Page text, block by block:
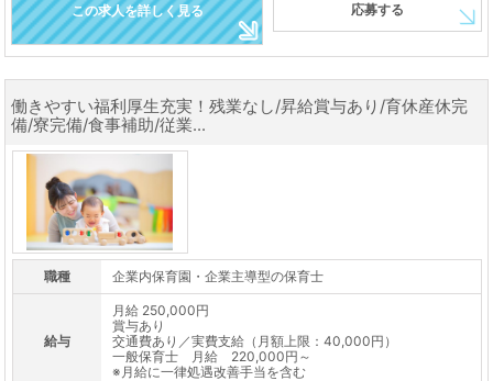
この求人を詳しく見る 応募する
働きやすい福利厚生充実！残業なし/昇給賞与あり/育休産休完
備/寮完備/食事補助/従業...
職種 企業内保育園・企業主導型の保育士
給与
月給 250,000円
賞与あり
交通費あり／実費支給（月額上限：40,000円）
一般保育士 月給 220,000円～
※月給に一律処遇改善手当を含む